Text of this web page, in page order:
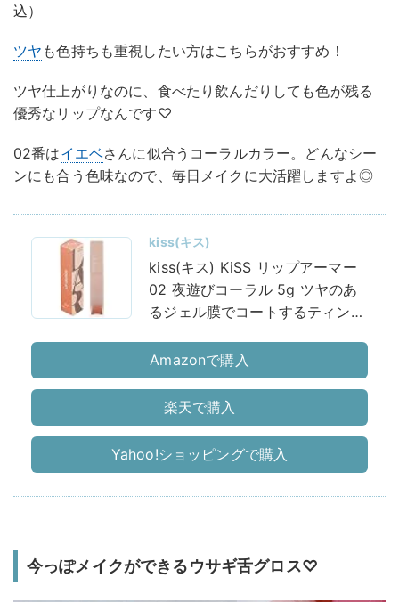
込）
ツヤ も色持ちも重視したい方はこちらがおすすめ！
ツヤ仕上がりなのに、食べたり飲んだりしても色が残る
優秀なリップなんです♡
02番はイエベさんに似合うコーラルカラー。どんなシー
ンにも合う色味なので、毎日メイクに大活躍しますよ◎
kiss(キス)
kiss(キス) KiSS リップアーマー
02 夜遊びコーラル 5g ツヤのあ
るジェル膜でコートするティント
Amazonで購入
楽天で購入
Yahoo!ショッピングで購入
今っぽメイクができるウサギ舌グロス♡